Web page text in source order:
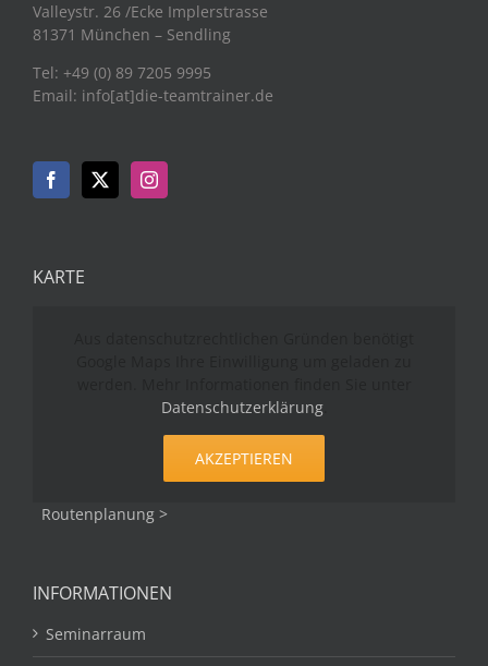
Valleystr. 26 /Ecke Implerstrasse
81371 München – Sendling
Tel: +49 (0) 89 7205 9995
Email: info[at]die-teamtrainer.de
KARTE
Datenschutzerklärung.
AKZEPTIEREN
Routenplanung >
INFORMATIONEN
Seminarraum